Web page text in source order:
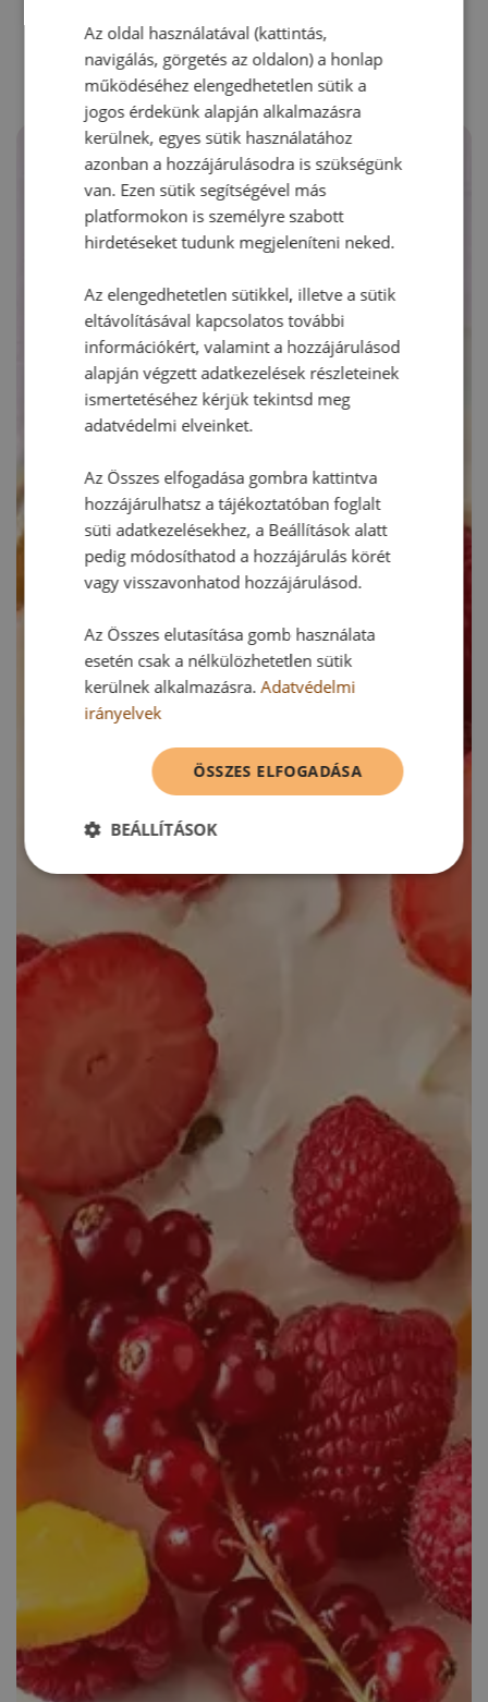
RECEPTAJÁNLÓ
Az oldal használatával (kattintás,
navigálás, görgetés az oldalon) a honlap
működéséhez elengedhetetlen sütik a
jogos érdekünk alapján alkalmazásra
kerülnek, egyes sütik használatához
azonban a hozzájárulásodra is szükségünk
van. Ezen sütik segítségével más
platformokon is személyre szabott
hirdetéseket tudunk megjeleníteni neked.
Az elengedhetetlen sütikkel, illetve a sütik
eltávolításával kapcsolatos további
információkért, valamint a hozzájárulásod
alapján végzett adatkezelések részleteinek
ismertetéséhez kérjük tekintsd meg
adatvédelmi elveinket.
Az Összes elfogadása gombra kattintva
hozzájárulhatsz a tájékoztatóban foglalt
süti adatkezelésekhez, a Beállítások alatt
pedig módosíthatod a hozzájárulás körét
vagy visszavonhatod hozzájárulásod.
Az Összes elutasítása gomb használata
esetén csak a nélkülözhetetlen sütik
kerülnek alkalmazásra.Adatvédelmi
irányelvek
ÖSSZES ELFOGADÁSA
BEÁLLÍTÁSOK